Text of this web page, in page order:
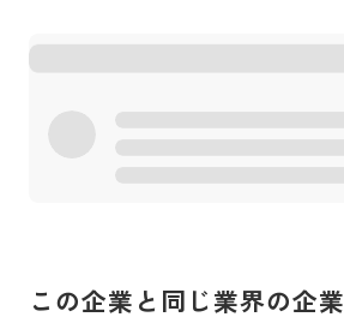
この企業と同じ業界の企業